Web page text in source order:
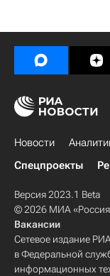
Новости
Спецпроекты
Версия 2023.1 Beta
© 2026 МИА «Россия
Вакансии
Сетевое издание
в Федеральной
информационных